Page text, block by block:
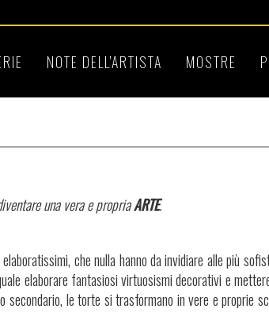
NOTE DELL'ARTISTA MOSTRE
una vera e propriaARTE.
che nulla hanno da invidiare alle più
elaborare fantasiosi virtuosismi decorativi e
le torte si trasformano in vere e proprie